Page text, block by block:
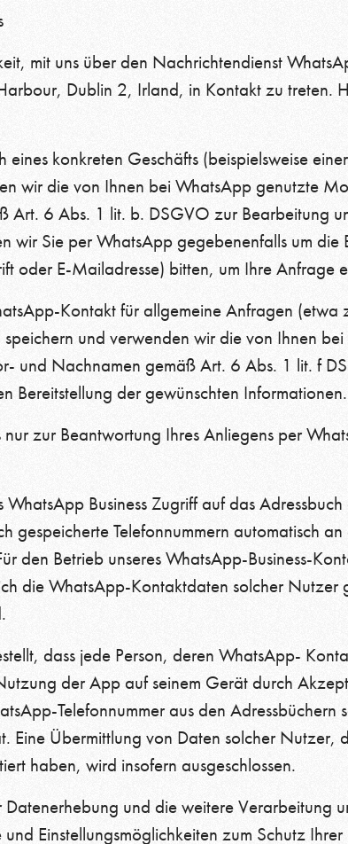
mit uns über den Nachrichtendienst
Dublin 2, Irland, in Kontakt zu treten.
eines konkreten Geschäfts (beispielsweise
wir die von Ihnen bei WhatsApp genutzte
Art. 6 Abs. 1 lit. b. DSGVO zur Bearbeitung
wir Sie per WhatsApp gegebenenfalls um die
oder E-Mailadresse) bitten, um Ihre Anfrage
Kontakt für allgemeine Anfragen (etwa
speichern und verwenden wir die von Ihnen
und Nachnamen gemäß Art. 6 Abs. 1 lit. f
Bereitstellung der gewünschten Informationen.
nur zur Beantwortung Ihres Anliegens per
WhatsApp Business Zugriff auf das
gespeicherte Telefonnummern automatisch
den Betrieb unseres WhatsApp-Business-
die WhatsApp-Kontaktdaten solcher
dass jede Person, deren WhatsApp-
der App auf seinem Gerät durch
Telefonnummer aus den
Eine Übermittlung von Daten solcher
haben, wird insofern ausgeschlossen.
und die weitere Verarbeitung
Einstellungsmöglichkeiten zum Schutz